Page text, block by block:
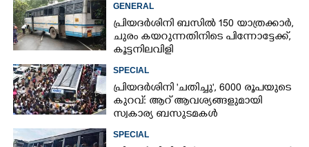
GENERAL
പ്രിയദർശിനി ബസിൽ 150 യാത്രക്കാർ,
ചുരം കയറുന്നതിനിടെ പിന്നോട്ടേക്ക്,
കൂട്ടനിലവിളി
SPECIAL
പ്രിയദർശിനി 'ചതിച്ചു', 6000 രൂപയുടെ
കുറവ്: ആറ് ആവശ്യങ്ങളുമായി
സ്വകാര്യ ബസുടമകൾ
SPECIAL